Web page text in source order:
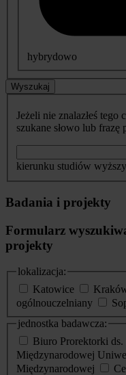
hybrydowo
Wyszukaj
Jeżeli nie znalazłeś tego
szukane słowo lub frazę
kierunku studiów
Badania i projekty
Formularz
projekty
lokalizacja:
Katowice
ogólnouczelniany
jednostka badawcza:
Biuro Prorektorki ds.
Międzynarodowej
Międzynarodowej